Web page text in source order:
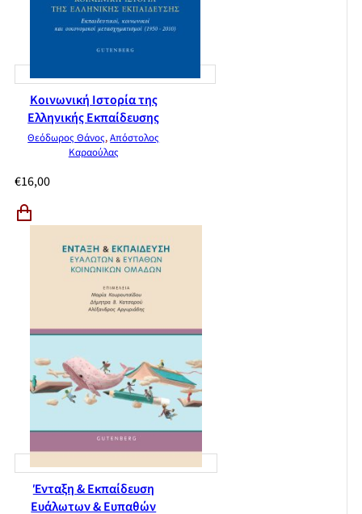
Κοινωνική Ιστορία της
Ελληνικής Εκπαίδευσης
Θεόδωρος Θάνος,Απόστολος
Καραούλας
€16,00
Ένταξη & Εκπαίδευση
Ευάλωτων & Ευπαθών